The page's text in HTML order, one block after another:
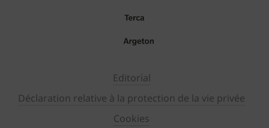
Editorial
Déclaration relative à la protection de la vie privée
Cookies